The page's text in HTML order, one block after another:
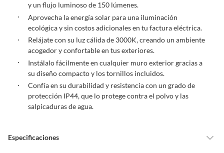
En sodimac.cl te damos30 días desde que recibes el producto
estar en perfecto estado, con todas sus etiquetas y sin uso, tal como te lo
entregamos.
Productos digitales que se entregan a través de una descarga
electrónica, por ejemplo, cupones de experiencia o programas
para el computador.
Productos a pedido o confeccionados a medida.
Productos que han sido informados como imperfectos, usados,
reparados, abiertos, de segunda selección, remanufacturados o
con alguna deficiencia, que sean comprados en esa condición a
Alimentos, bebidas, medicamentos, suplementos alimenticios,
y un flujo luminoso de 150 lúmenes.
Aprovecha la energía solar para una iluminación
ecológica y sin costos adicionales en tu factura eléctrica.
Relájate con su luz cálida de 3000K, creando un ambiente
acogedor y confortable en tus exteriores.
Instálalo fácilmente en cualquier muro exterior gracias a
su diseño compacto y los tornillos incluidos.
Confía en su durabilidad y resistencia con un grado de
protección IP44, que lo protege contra el polvo y las
salpicaduras de agua.
Especificaciones